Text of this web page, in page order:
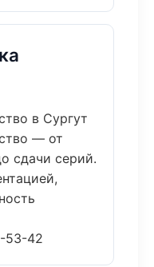
в Сургут
— от
сдачи серий.
53-42